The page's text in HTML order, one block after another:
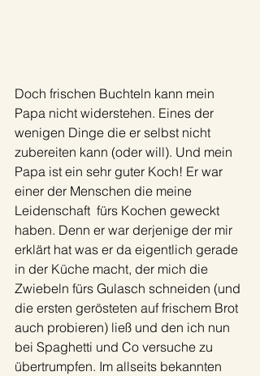
Doch frischen Buchteln kann mein
Papa nicht widerstehen. Eines der
wenigen Dinge die er selbst nicht
zubereiten kann (oder will). Und mein
Papa ist ein sehr guter Koch! Er war
einer der Menschen die meine
Leidenschaft  fürs Kochen geweckt
haben. Denn er war derjenige der mir
erklärt hat was er da eigentlich gerade
in der Küche macht, der mich die
Zwiebeln fürs Gulasch schneiden (und
die ersten gerösteten auf frischem Brot
auch probieren) ließ und den ich nun
bei Spaghetti und Co versuche zu
übertrumpfen. Im allseits bekannten